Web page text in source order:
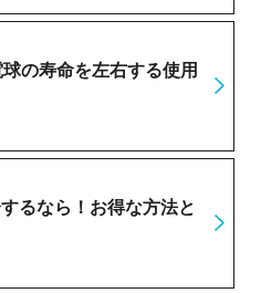
の寿命を左右する使用
るなら！お得な方法と